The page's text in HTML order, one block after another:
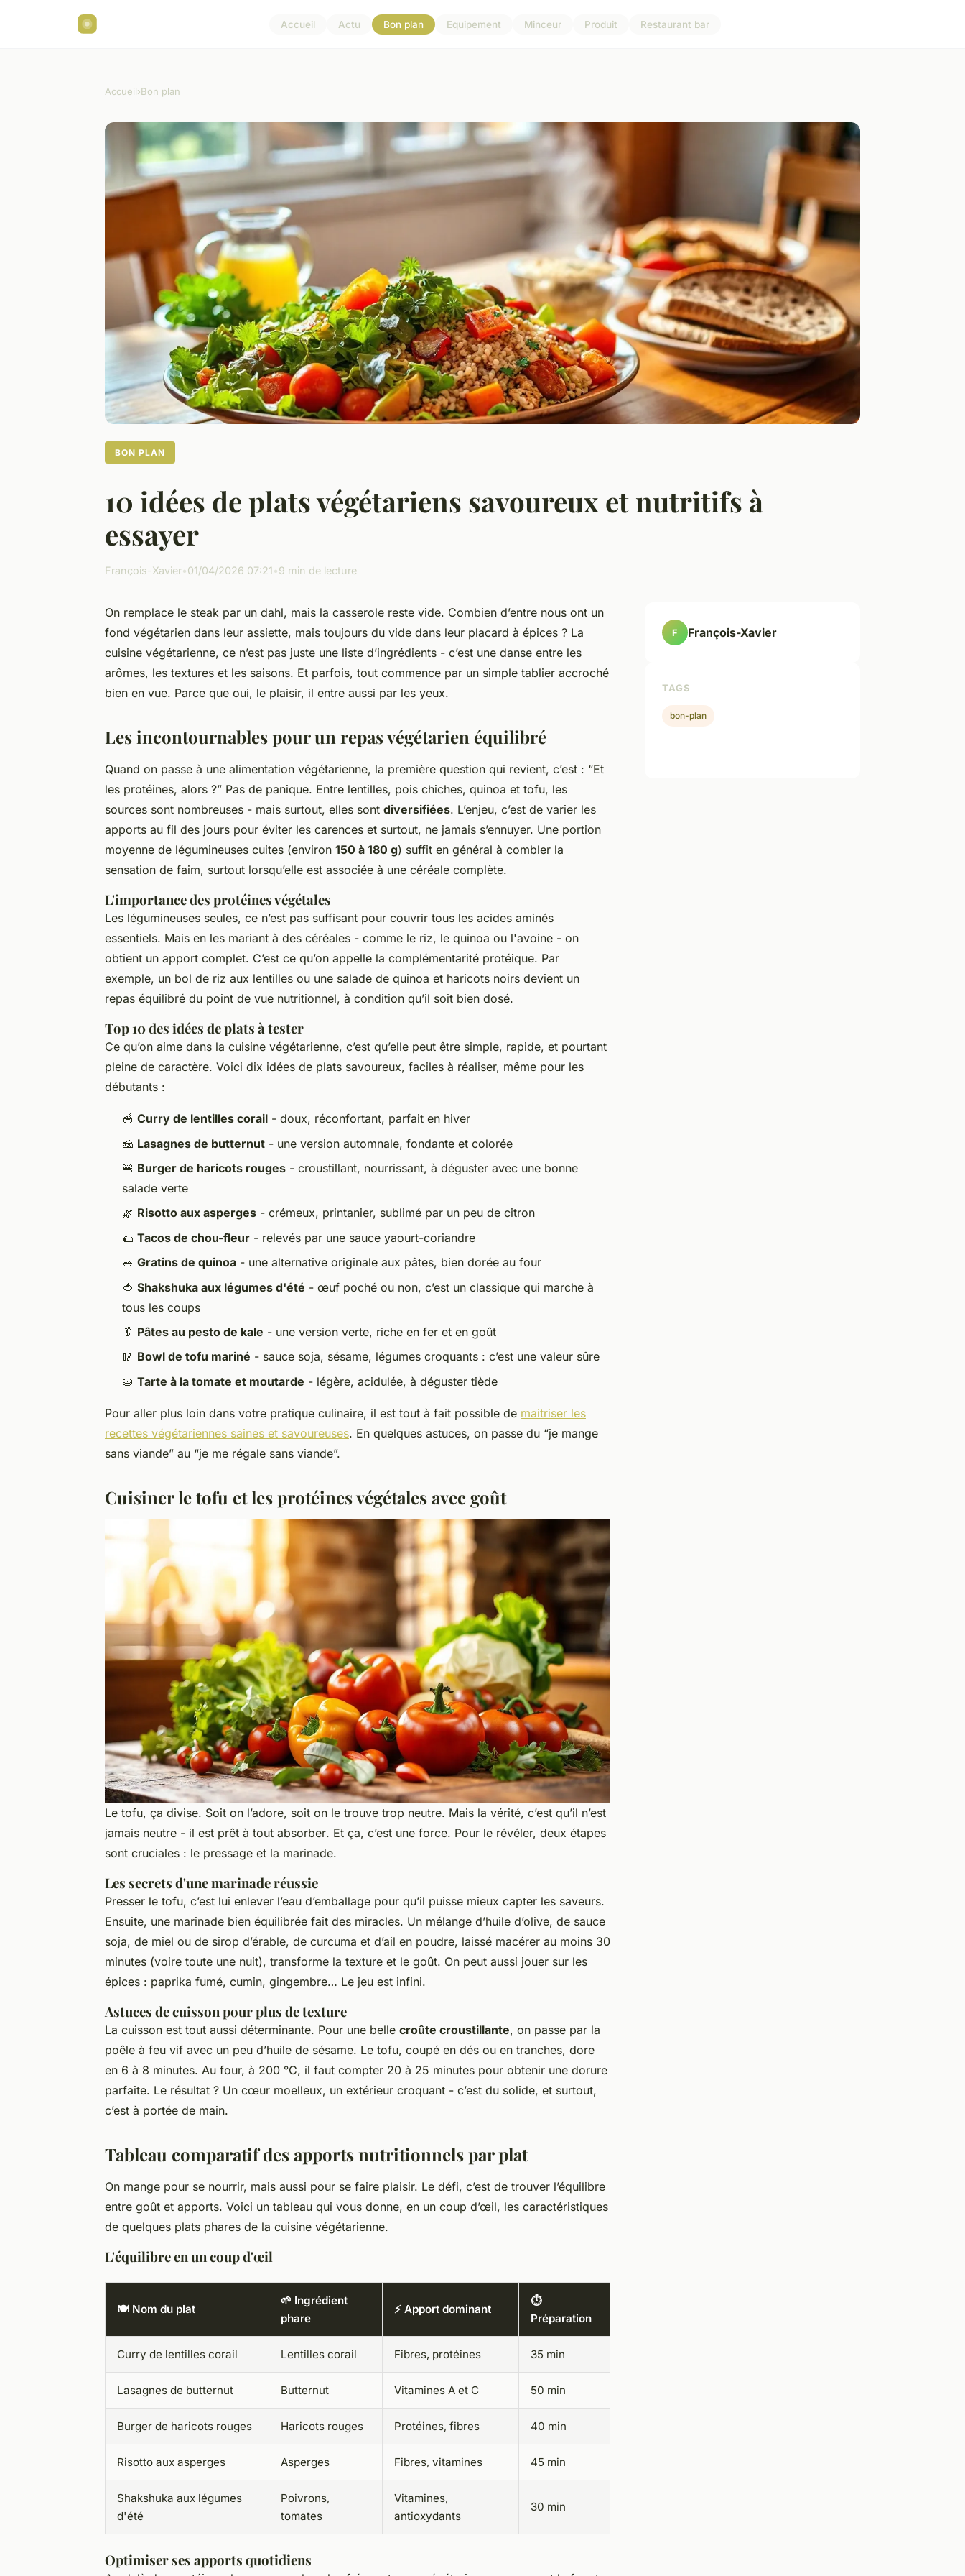
Accueil Actu Bon plan Equipement Minceur Produit Restaurant bar
Accueil›Bon plan
BON PLAN
10 idées de plats végétariens savoureux et nutritifs à
essayer
François-Xavier•01/04/2026 07:21•9 min de lecture
On remplace le steak par un dahl, mais la casserole reste vide. Combien d’entre nous ont un
fond végétarien dans leur assiette, mais toujours du vide dans leur placard à épices ? La
cuisine végétarienne, ce n’est pas juste une liste d’ingrédients - c’est une danse entre les
arômes, les textures et les saisons. Et parfois, tout commence par un simple tablier accroché
bien en vue. Parce que oui, le plaisir, il entre aussi par les yeux.
Les incontournables pour un repas végétarien équilibré
Quand on passe à une alimentation végétarienne, la première question qui revient, c’est : “Et
les protéines, alors ?” Pas de panique. Entre lentilles, pois chiches, quinoa et tofu, les
sources sont nombreuses - mais surtout, elles sont diversifiées. L’enjeu, c’est de varier les
apports au fil des jours pour éviter les carences et surtout, ne jamais s’ennuyer. Une portion
moyenne de légumineuses cuites (environ 150 à 180 g) suffit en général à combler la
sensation de faim, surtout lorsqu’elle est associée à une céréale complète.
L'importance des protéines végétales
Les légumineuses seules, ce n’est pas suffisant pour couvrir tous les acides aminés
essentiels. Mais en les mariant à des céréales - comme le riz, le quinoa ou l'avoine - on
obtient un apport complet. C’est ce qu’on appelle la complémentarité protéique. Par
exemple, un bol de riz aux lentilles ou une salade de quinoa et haricots noirs devient un
repas équilibré du point de vue nutritionnel, à condition qu’il soit bien dosé.
Top 10 des idées de plats à tester
Ce qu’on aime dans la cuisine végétarienne, c’est qu’elle peut être simple, rapide, et pourtant
pleine de caractère. Voici dix idées de plats savoureux, faciles à réaliser, même pour les
débutants :
🥣 Curry de lentilles corail - doux, réconfortant, parfait en hiver
🧀 Lasagnes de butternut - une version automnale, fondante et colorée
🍔 Burger de haricots rouges - croustillant, nourrissant, à déguster avec une bonne
salade verte
🌿 Risotto aux asperges - crémeux, printanier, sublimé par un peu de citron
🌮 Tacos de chou-fleur - relevés par une sauce yaourt-coriandre
🥗 Gratins de quinoa - une alternative originale aux pâtes, bien dorée au four
🍅 Shakshuka aux légumes d'été - œuf poché ou non, c’est un classique qui marche à
tous les coups
🥬 Pâtes au pesto de kale - une version verte, riche en fer et en goût
🥢 Bowl de tofu mariné - sauce soja, sésame, légumes croquants : c’est une valeur sûre
🥧 Tarte à la tomate et moutarde - légère, acidulée, à déguster tiède
Pour aller plus loin dans votre pratique culinaire, il est tout à fait possible de maitriser les
recettes végétariennes saines et savoureuses. En quelques astuces, on passe du “je mange
sans viande” au “je me régale sans viande”.
Cuisiner le tofu et les protéines végétales avec goût
Le tofu, ça divise. Soit on l’adore, soit on le trouve trop neutre. Mais la vérité, c’est qu’il n’est
jamais neutre - il est prêt à tout absorber. Et ça, c’est une force. Pour le révéler, deux étapes
sont cruciales : le pressage et la marinade.
Les secrets d'une marinade réussie
Presser le tofu, c’est lui enlever l’eau d’emballage pour qu’il puisse mieux capter les saveurs.
Ensuite, une marinade bien équilibrée fait des miracles. Un mélange d’huile d’olive, de sauce
soja, de miel ou de sirop d’érable, de curcuma et d’ail en poudre, laissé macérer au moins 30
minutes (voire toute une nuit), transforme la texture et le goût. On peut aussi jouer sur les
épices : paprika fumé, cumin, gingembre… Le jeu est infini.
Astuces de cuisson pour plus de texture
La cuisson est tout aussi déterminante. Pour une belle croûte croustillante, on passe par la
poêle à feu vif avec un peu d’huile de sésame. Le tofu, coupé en dés ou en tranches, dore
en 6 à 8 minutes. Au four, à 200 °C, il faut compter 20 à 25 minutes pour obtenir une dorure
parfaite. Le résultat ? Un cœur moelleux, un extérieur croquant - c’est du solide, et surtout,
c’est à portée de main.
Tableau comparatif des apports nutritionnels par plat
On mange pour se nourrir, mais aussi pour se faire plaisir. Le défi, c’est de trouver l’équilibre
entre goût et apports. Voici un tableau qui vous donne, en un coup d’œil, les caractéristiques
de quelques plats phares de la cuisine végétarienne.
L'équilibre en un coup d'œil
🍽️ Nom du plat
🌱 Ingrédient
phare
⚡ Apport dominant
⏱️
Préparation
Curry de lentilles corail Lentilles corail Fibres, protéines 35 min
Lasagnes de butternut Butternut Vitamines A et C 50 min
Burger de haricots rouges Haricots rouges Protéines, fibres 40 min
Risotto aux asperges Asperges Fibres, vitamines 45 min
Shakshuka aux légumes
d'été
Poivrons,
tomates
Vitamines,
antioxydants
30 min
Optimiser ses apports quotidiens
F François-Xavier
TAGS
bon-plan